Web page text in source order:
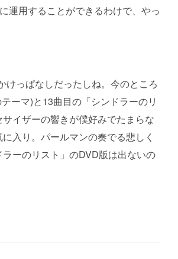
運用することができるわけで、やっ
けっぱなしだったしね。今のところ
ーマ)と13曲目の「シンドラーのリ
イザーの響きが僕好みでたまらな
入り。パールマンの奏でる悲しく
ーのリスト」のDVD版は出ないの